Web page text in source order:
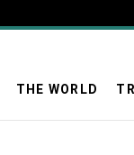
THE WORLD